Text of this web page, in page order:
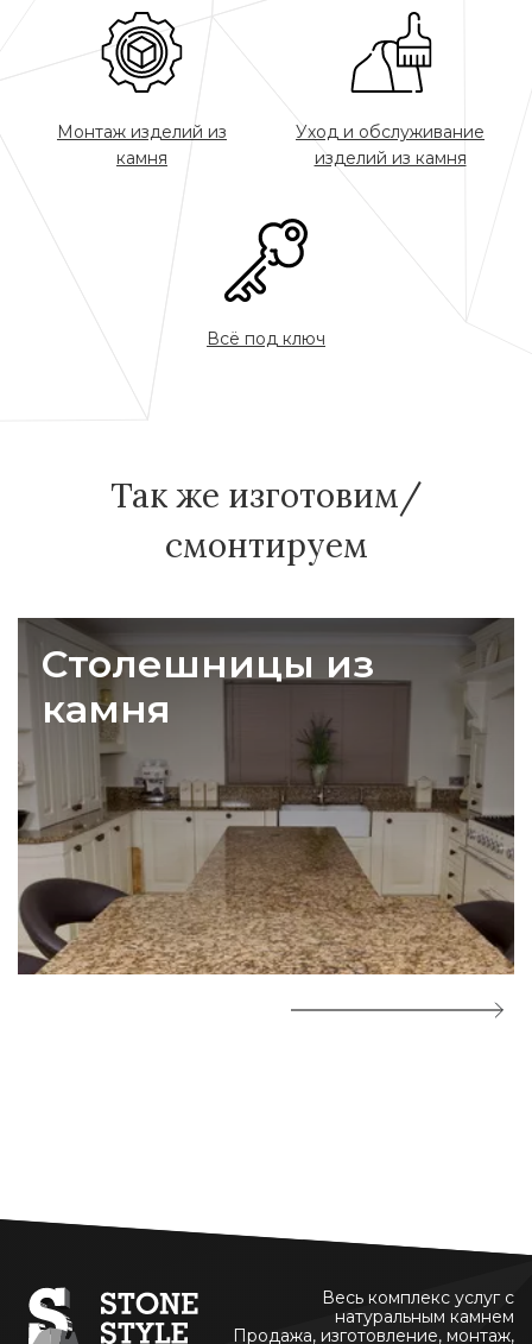
Монтаж изделий из
камня
Уход и обслуживание
изделий из камня
Всё под ключ
Так же изготовим/
смонтируем
Столешницы из
камня
Весь комплекс услуг с
натуральным камнем
Продажа, изготовление, монтаж,